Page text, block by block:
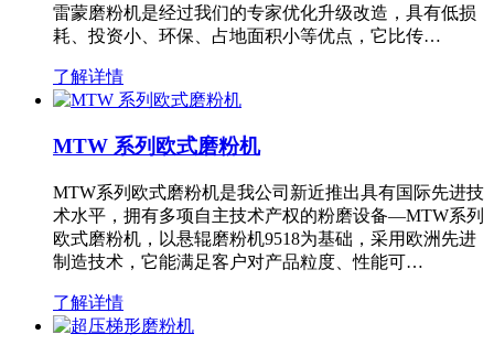
雷蒙磨粉机是经过我们的专家优化升级改造，具有低损
耗、投资小、环保、占地面积小等优点，它比传…
了解详情
MTW 系列欧式磨粉机
MTW系列欧式磨粉机是我公司新近推出具有国际先进技
术水平，拥有多项自主技术产权的粉磨设备—MTW系列
欧式磨粉机，以悬辊磨粉机9518为基础，采用欧洲先进
制造技术，它能满足客户对产品粒度、性能可…
了解详情